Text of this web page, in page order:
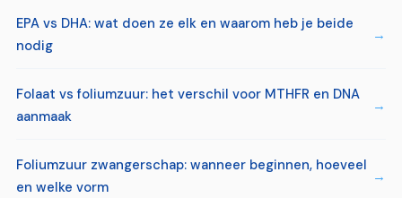
EPA vs DHA: wat doen ze elk en waarom heb je beide
nodig
Folaat vs foliumzuur: het verschil voor MTHFR en DNA
aanmaak
Foliumzuur zwangerschap: wanneer beginnen, hoeveel
en welke vorm